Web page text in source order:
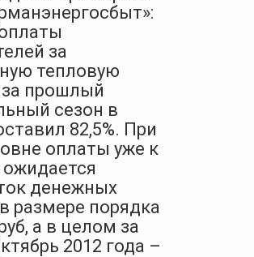
за
тепловую
прошлый
сезон в
82,5%. При
оплаты уже к
денежных
размере порядка
а в целом за
2012 года –